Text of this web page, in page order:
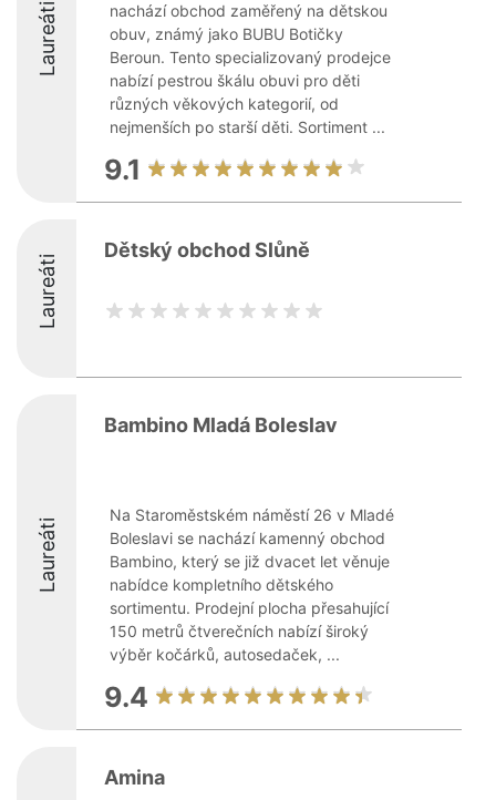
Laureáti
nachází obchod zaměřený na dětskou
obuv, známý jako BUBU Botičky
Beroun. Tento specializovaný prodejce
nabízí pestrou škálu obuvi pro děti
různých věkových kategorií, od
nejmenších po starší děti. Sortiment ...
9.1
Laureáti
Dětský obchod Slůně
Laureáti
Bambino Mladá Boleslav
Na Staroměstském náměstí 26 v Mladé
Boleslavi se nachází kamenný obchod
Bambino, který se již dvacet let věnuje
nabídce kompletního dětského
sortimentu. Prodejní plocha přesahující
150 metrů čtverečních nabízí široký
výběr kočárků, autosedaček, ...
9.4
Amina